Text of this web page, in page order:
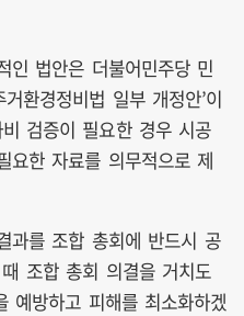
인 법안은 더불어민주당 민
환경정비법 일부 개정안’이
검증이 필요한 경우 시공
요한 자료를 의무적으로 제
과를 조합 총회에 반드시 공
조합 총회 의결을 거치도
예방하고 피해를 최소화하겠